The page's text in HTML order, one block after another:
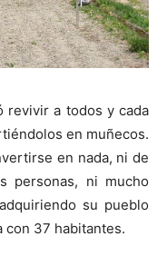
revivir a todos y cada
en muñecos.
en nada, ni de
personas, ni mucho
su pueblo
con 37 habitantes.